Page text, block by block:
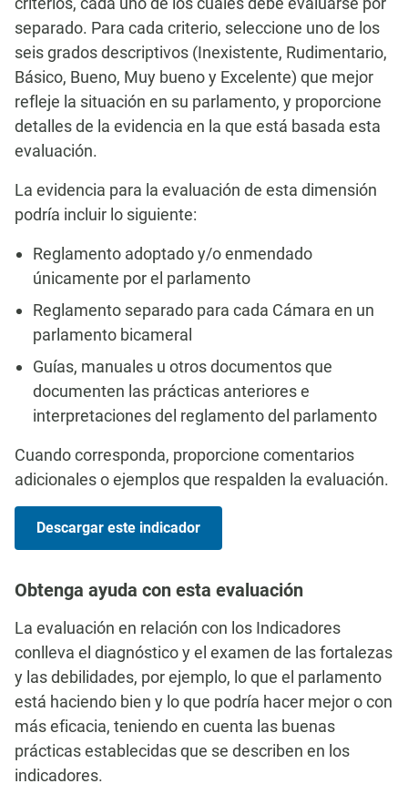
separado. Para cada criterio, seleccione uno de los
seis grados descriptivos (Inexistente, Rudimentario,
Básico, Bueno, Muy bueno y Excelente) que mejor
refleje la situación en su parlamento, y proporcione
detalles de la evidencia en la que está basada esta
evaluación.
La evidencia para la evaluación de esta dimensión
podría incluir lo siguiente:
Reglamento adoptado y/o enmendado
únicamente por el parlamento
Reglamento separado para cada Cámara en un
parlamento bicameral
Guías, manuales u otros documentos que
documenten las prácticas anteriores e
interpretaciones del reglamento del parlamento
Cuando corresponda, proporcione comentarios
adicionales o ejemplos que respalden la evaluación.
Descargar este indicador
Obtenga ayuda con esta evaluación
La evaluación en relación con los Indicadores
conlleva el diagnóstico y el examen de las fortalezas
y las debilidades, por ejemplo, lo que el parlamento
está haciendo bien y lo que podría hacer mejor o con
más eficacia, teniendo en cuenta las buenas
prácticas establecidas que se describen en los
indicadores.